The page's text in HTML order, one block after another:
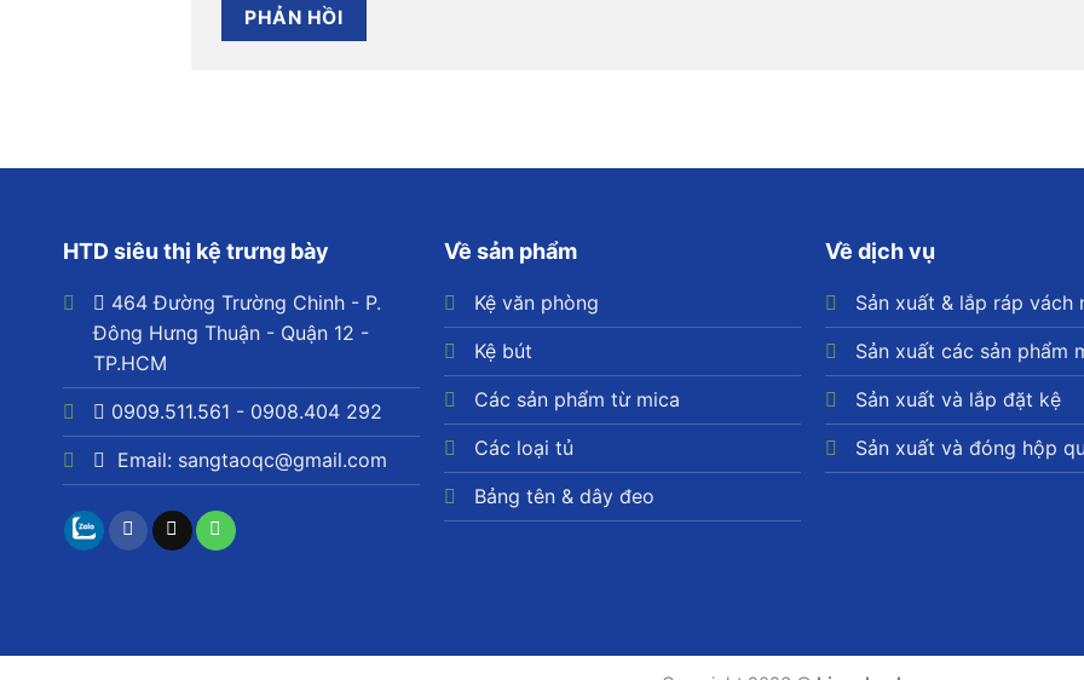
HTD siêu thị kệ trưng bày
464 Đường Trường Chinh - P.
Đông Hưng Thuận - Quận 12 -
TP.HCM
0909.511.561 - 0908.404 292
Email: sangtaoqc@gmail.com
Về sản phẩm
Kệ văn phòng
Kệ bút
Các sản phẩm từ mica
Các loại tủ
Bảng tên & dây đeo
Về dịch vụ
Sản xuất & lắp ráp vách
Sản xuất các sản phẩm
Sản xuất và lắp đặt kệ
Sản xuất và đóng hộp